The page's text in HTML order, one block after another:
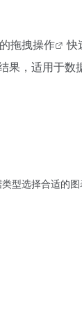
拖拽操作
快
，适用于数
型选择合适的图